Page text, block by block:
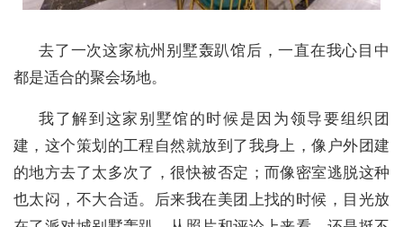
去了一次这家杭州别墅轰趴馆后，一直在我心目中
都是适合的聚会场地。
我了解到这家别墅馆的时候是因为领导要组织团
建，这个策划的工程自然就放到了我身上，像户外团建
的地方去了太多次了，很快被否定；而像密室逃脱这种
也太闷，不大合适。后来我在美团上找的时候，目光放